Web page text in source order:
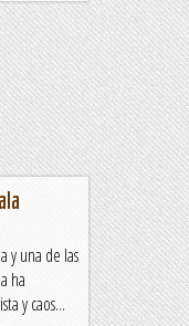
y una de las
ha
y caos...